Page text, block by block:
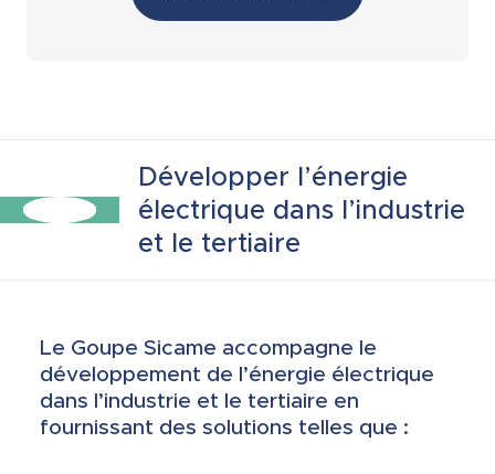
Boîtes de connexion étanches
Coffrets gaz et eau
Développer l’énergie
électrique dans l’industrie
et le tertiaire
Le Goupe Sicame accompagne le
développement de l’énergie électrique
dans l’industrie et le tertiaire en
fournissant des solutions telles que :